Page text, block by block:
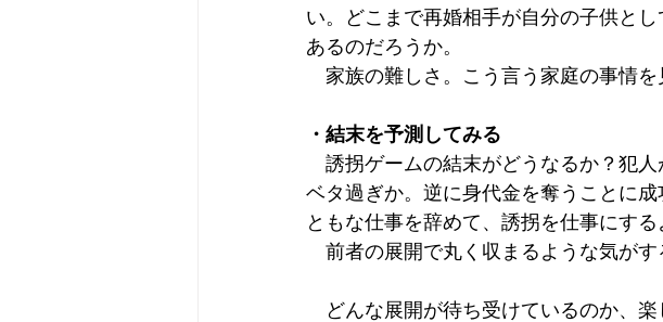
い。どこまで再婚相手が自分の子供と
あるのだろうか。
家族の難しさ。こう言う家庭の事情を
・結末を予測してみる
誘拐ゲームの結末がどうなるか？犯
ベタ過ぎか。逆に身代金を奪うことに
ともな仕事を辞めて、誘拐を仕事にする
前者の展開で丸く収まるような気がす
どんな展開が待ち受けているのか、楽